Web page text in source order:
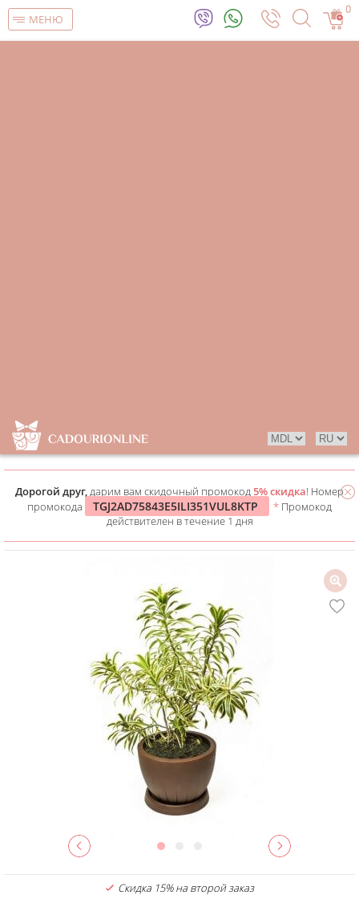
МЕНЮ
0
Дорогой друг,дарим вам скидочный промокод5% скидка! Номер
промокода
TGJ2AD75843E5ILI351VUL8KTP * Промокод
действителен в течение 1 дня
Скидка 15% на второй заказ